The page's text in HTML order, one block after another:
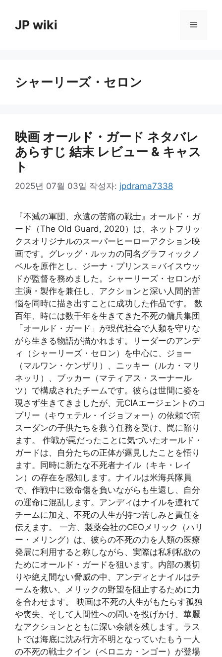
JP wiki 메
シャーリーズ・セロン
映画 オールド・ガード ネタバレ
あらすじ 結末 レビュー & キャス
ト
2025년 07월 03일 작성자: jpdrama7338
『不滅の軍団、永遠の苦痛の戦士』オールド・ガ
ード（The Old Guard, 2020）は、ネットフリッ
クスオリジナルのスーパーヒーローアクション映
画です。グレッグ・ルッカの同名グラフィックノ
ベルを原作とし、ジーナ・プリンス＝バイスウッ
ドが監督を務めました。シャーリーズ・セロンが
主演・製作を兼任し、アクションと深い人間的苦
悩を同時に描き出すことに成功した作品です。 数
百年、時には数千年を生きてきた不死の傭兵集団
「オールド・ガード」が現代社会で人類を守りな
がら生きる物語が描かれます。リーダーのアンデ
ィ（シャーリーズ・セロン）を中心に、ジョー
（マルワン・ケンザリ）、ニッキー（ルカ・マリ
ネッリ）、ブッカー（マティアス・スーナール
ツ）で構成されたチームです。彼らは世間に姿を
現さず生きてきましたが、元CIAエージェントのコ
プリー（キウェテル・イジョフォー）の依頼で南
スーダンの子供たちを救う任務を受け、罠に陥り
ます。 作戦が罠だったことに気づいたオールド・
ガードは、自分たちの正体が露見したことを悟り
ます。同時に新たな不死者ナイル（キキ・レイ
ン）の存在を感知します。ナイルは米海兵隊員
で、作戦中に致命傷を負いながらも生還し、自分
の運命に混乱します。アンディはナイルを連れて
チームに加え、不死の人生が持つ苦しみと責任を
伝えます。 一方、製薬会社のCEOメリック（ハリ
ー・メリング）は、彼らの不死の力を人類の医療
発展に利用すると称しながら、実際は私利私欲の
ためにオールド・ガードを狙います。内部の裏切
りや絶え間ない脅威の中、アンディとナイルはチ
ームを救い、メリックの野望を阻止するために力
を合わせます。 映画は不死の人生がもたらす孤独
や喪失、そして人間性への問いを投げかけ、華麗
なアクションとともに深い余韻を残します。ラス
トでは海底に沈み行方不明となっていたもう一人
の不死の戦士クイン（ベロニカ・ンゴー）が登場